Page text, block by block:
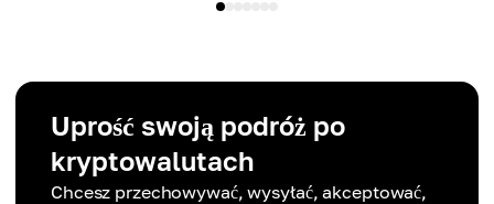
Uprość swoją podróż po
kryptowalutach
Chcesz przechowywać, wysyłać, akceptować,